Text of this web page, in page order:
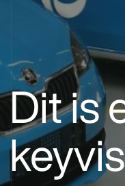
Dit is